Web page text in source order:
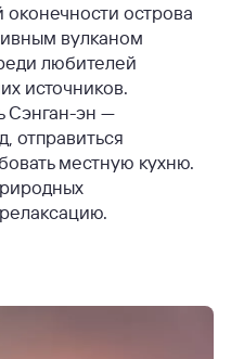
острова
вулканом
любителей
источников.
Сэнган-эн —
отправиться
местную кухню.